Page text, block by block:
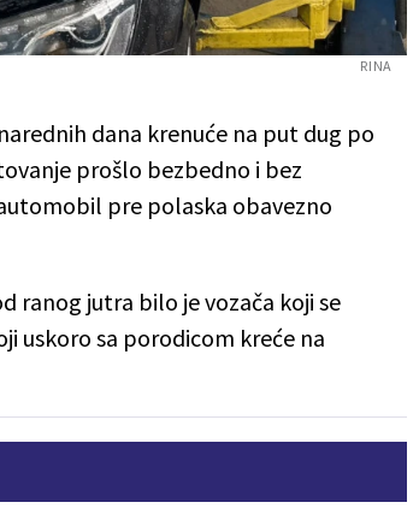
RINA
dana krenuće na put dug po
prošlo bezbedno i bez
pre polaska obavezno
ranog jutra bilo je vozača koji se
uskoro sa porodicom kreće na